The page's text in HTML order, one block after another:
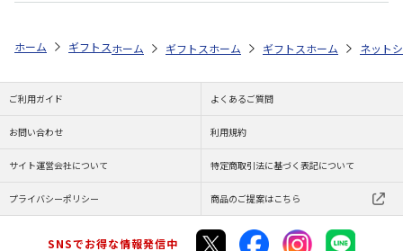
ホーム ギフトストア お中元・夏ギフト特集 2026 おすすめ ご当地
ホーム ギフトストア お中元・夏ギフト特集 2026
ホーム ギフトストア お中元・
ホーム ネット
ご利用ガイド よくあるご質問
お問い合わせ 利用規約
サイト運営会社について 特定商取引法に基づく表記について
プライバシーポリシー 商品のご提案はこちら
SNSでお得な情報発信中